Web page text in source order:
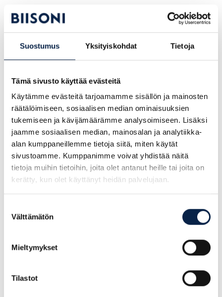
Suostumus Yksityiskohdat Tietoja
Tämä sivusto käyttää evästeitä
Käytämme evästeitä tarjoamamme sisällön ja mainosten
räätälöimiseen, sosiaalisen median ominaisuuksien
tukemiseen ja kävijämäärämme analysoimiseen. Lisäksi
jaamme sosiaalisen median, mainosalan ja analytiikka-
alan kumppaneillemme tietoja siitä, miten käytät
sivustoamme. Kumppanimme voivat yhdistää näitä
tietoja muihin tietoihin, joita olet antanut heille tai joita on
kerätty, kun olet käyttänyt heidän palvelujaan.
valinta
Välttämätön
Mieltymykset
Tilastot
Tietoa projektista:
voi rekrytoida henkilön suoraan omille listoilleen
Asiakkaan haasteena oli löytää tehtävään henkilö,
työmarkkinoilla
Biisoni on auttanut DEKRAa löytämään ammattilaisia
useammille paikkakunnille
Haasteet ratkaistiin profiloimalla henkilön
ominaisuudet, kontaktoimalla sopivia
kandidaatteja
ja oikein kohdistetulla sosiaalisen
median markkinoinnilla
Projektin etenemistä seurattiin asiakkaan kanssa
Haussa etsittiin useampaa roolia
tai kysy
palveluistamme lisää! Autamme mielellämme sinut